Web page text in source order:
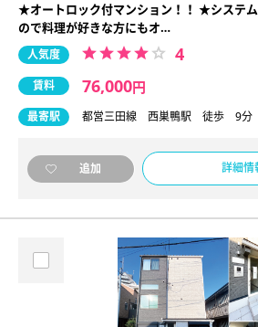
★オートロック付マンション！！ ★システ
ので料理が好きな方にもオ…
人気度 4
賃料 76,000円
最寄駅 都営三田線 西巣鴨駅 徒歩 9分
追加 詳細情